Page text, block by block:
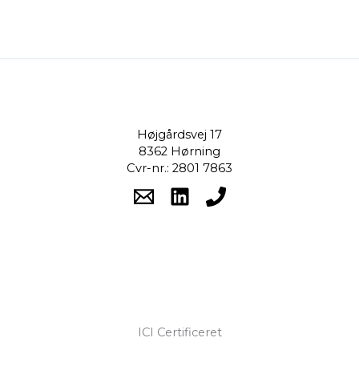
Højgårdsvej 17
8362 Hørning
Cvr-nr.: 2801 7863
ICI Certificeret